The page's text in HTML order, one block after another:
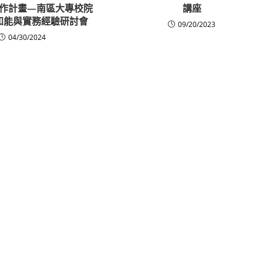
計畫—南區大專校院
能與實務經驗研討會
04/30/2024
講座
09/20/2023